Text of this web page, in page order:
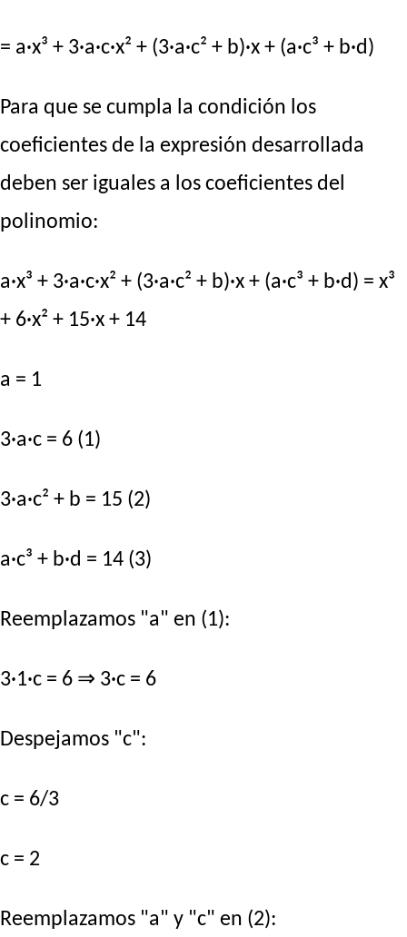
= a·x³ + 3·a·c·x² + (3·a·c² + b)·x + (a·c³ + b·d)
Para que se cumpla la condición los
coeficientes de la expresión desarrollada
deben ser iguales a los coeficientes del
polinomio:
a·x³ + 3·a·c·x² + (3·a·c² + b)·x + (a·c³ + b·d) = x³
+ 6·x² + 15·x + 14
a = 1
3·a·c = 6 (1)
3·a·c² + b = 15 (2)
a·c³ + b·d = 14 (3)
Reemplazamos "a" en (1):
3·1·c = 6 ⇒ 3·c = 6
Despejamos "c":
c = 6/3
c = 2
Reemplazamos "a" y "c" en (2):